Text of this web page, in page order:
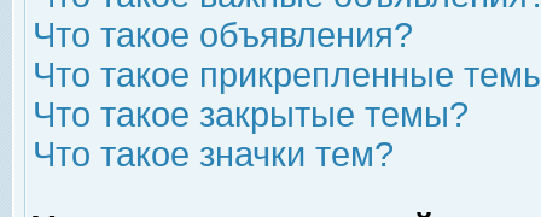
Что такое объявления?
Что такое прикрепленные
Что такое закрытые темы?
Что такое значки тем?